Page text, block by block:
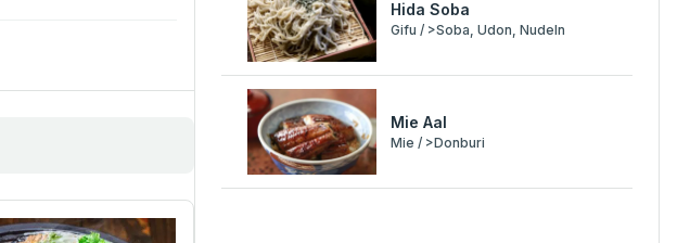
Hida Soba
Gifu / >Soba, Udon, Nudeln
Mie Aal
Mie / >Donburi